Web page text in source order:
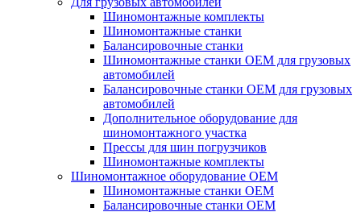
Шиномонтажные комплекты
Шиномонтажные станки
Балансировочные станки
Шиномонтажные станки ОЕМ для грузовых
автомобилей
Балансировочные станки ОЕМ для грузовых
автомобилей
Дополнительное оборудование для
шиномонтажного участка
Прессы для шин погрузчиков
Шиномонтажные комплекты
Шиномонтажное оборудование ОЕМ
Шиномонтажные станки ОЕМ
Балансировочные станки ОЕМ